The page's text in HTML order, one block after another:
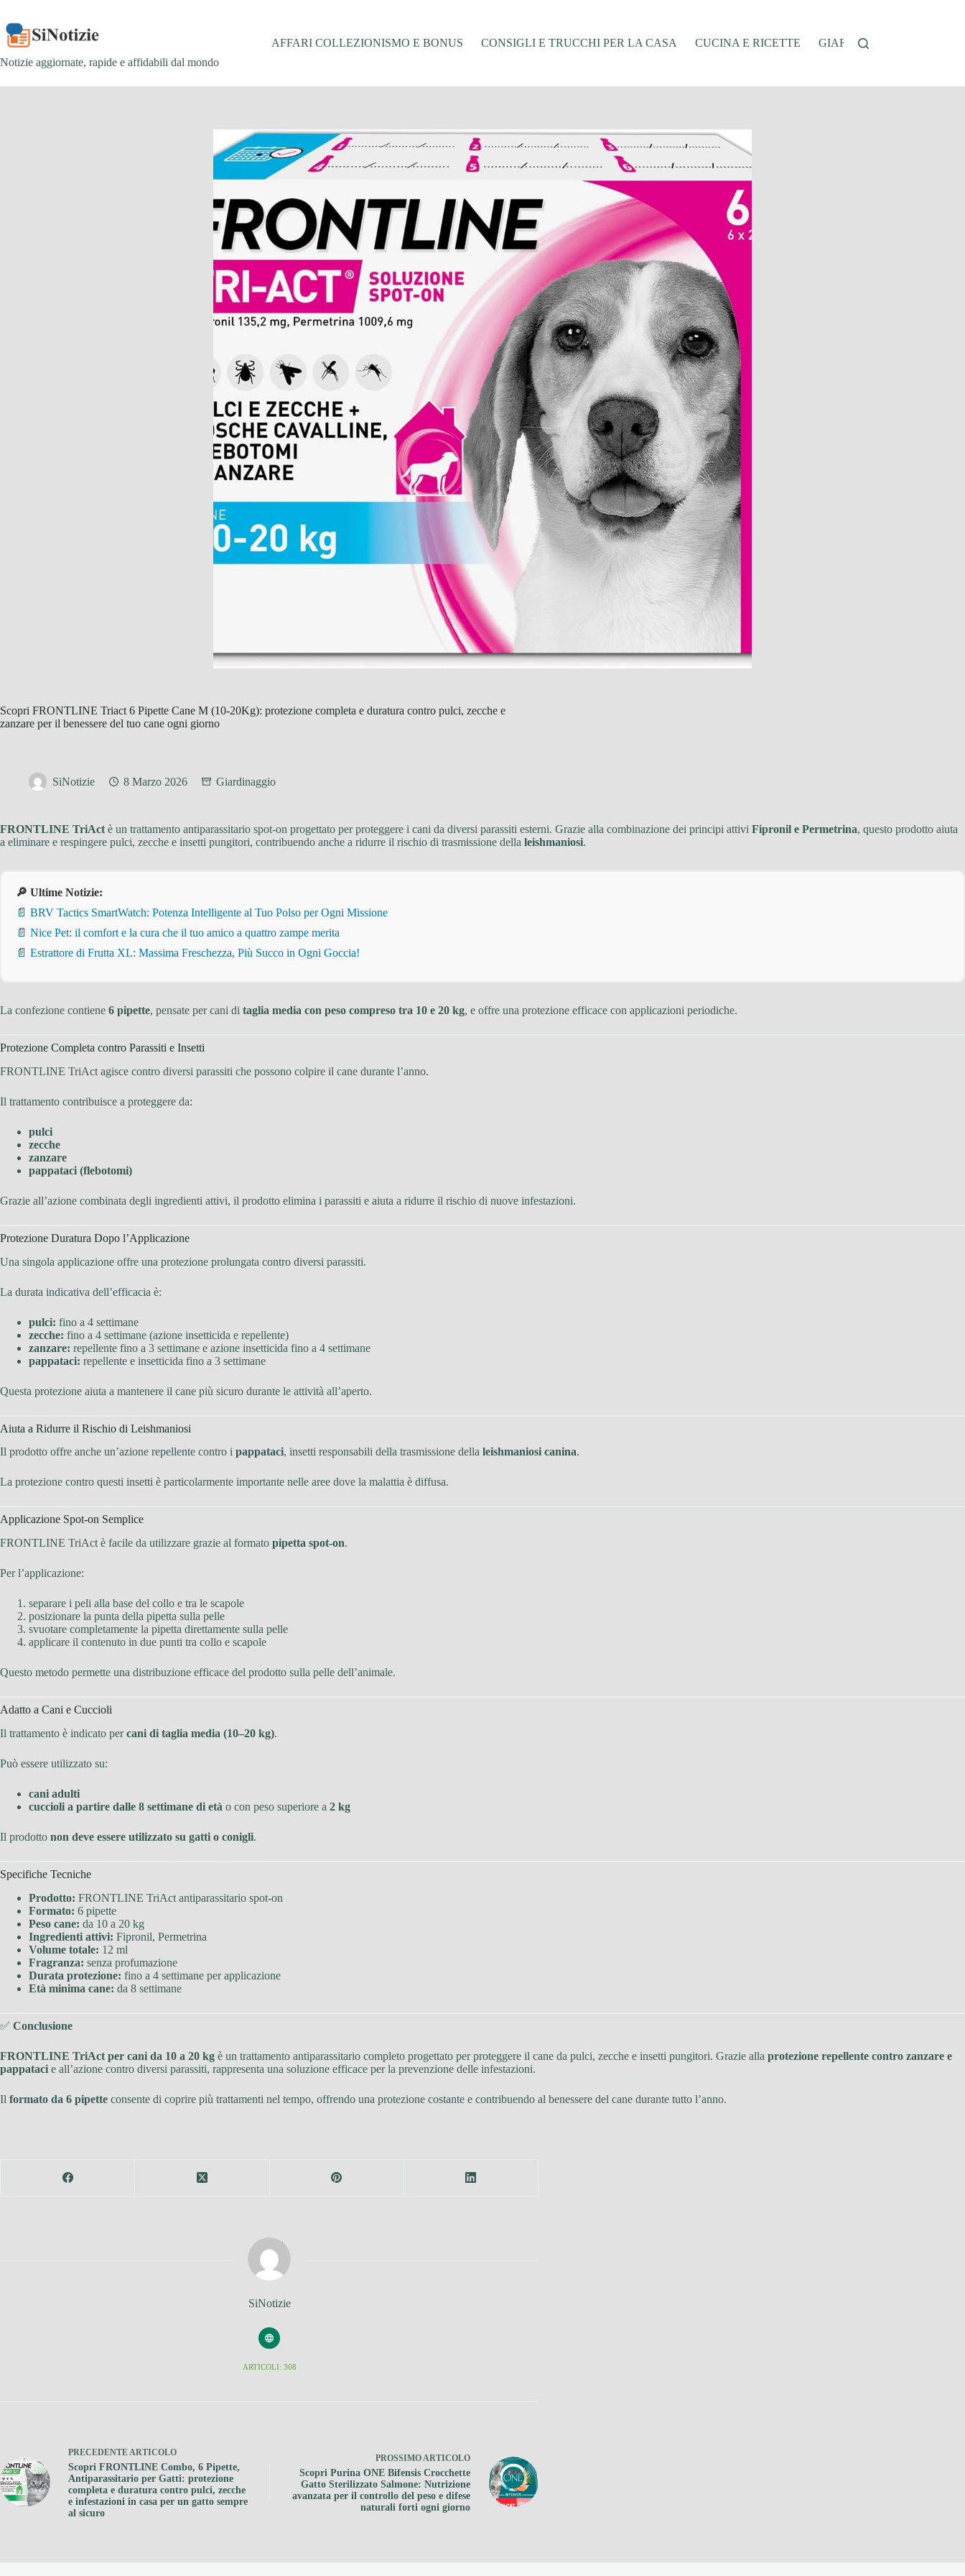
contenuto
Notizie aggiornate, rapide e affidabili dal mondo
AFFARI COLLEZIONISMO E BONUS CONSIGLI E TRUCCHI PER LA CASA CUCINA E RICETTE GIARDINAGGIO
Scopri FRONTLINE Triact 6 Pipette Cane M (10-20Kg): protezione completa e duratura contro pulci, zecche e
zanzare per il benessere del tuo cane ogni giorno
SiNotizie 8 Marzo 2026 Giardinaggio
FRONTLINE TriAct è un trattamento antiparassitario spot-on progettato per proteggere i cani da diversi parassiti esterni. Grazie alla combinazione dei principi attivi Fipronil e Permetrina, questo prodotto aiuta
a eliminare e respingere pulci, zecche e insetti pungitori, contribuendo anche a ridurre il rischio di trasmissione della leishmaniosi.
🔎 Ultime Notizie:
📄 BRV Tactics SmartWatch: Potenza Intelligente al Tuo Polso per Ogni Missione
📄 Nice Pet: il comfort e la cura che il tuo amico a quattro zampe merita
📄 Estrattore di Frutta XL: Massima Freschezza, Più Succo in Ogni Goccia!
La confezione contiene 6 pipette, pensate per cani di taglia media con peso compreso tra 10 e 20 kg, e offre una protezione efficace con applicazioni periodiche.
Protezione Completa contro Parassiti e Insetti
FRONTLINE TriAct agisce contro diversi parassiti che possono colpire il cane durante l’anno.
Il trattamento contribuisce a proteggere da:
pulci
zecche
zanzare
pappataci (flebotomi)
Grazie all’azione combinata degli ingredienti attivi, il prodotto elimina i parassiti e aiuta a ridurre il rischio di nuove infestazioni.
Protezione Duratura Dopo l’Applicazione
Una singola applicazione offre una protezione prolungata contro diversi parassiti.
La durata indicativa dell’efficacia è:
pulci: fino a 4 settimane
zecche: fino a 4 settimane (azione insetticida e repellente)
zanzare: repellente fino a 3 settimane e azione insetticida fino a 4 settimane
pappataci: repellente e insetticida fino a 3 settimane
Questa protezione aiuta a mantenere il cane più sicuro durante le attività all’aperto.
Aiuta a Ridurre il Rischio di Leishmaniosi
Il prodotto offre anche un’azione repellente contro i pappataci, insetti responsabili della trasmissione della leishmaniosi canina.
La protezione contro questi insetti è particolarmente importante nelle aree dove la malattia è diffusa.
Applicazione Spot-on Semplice
FRONTLINE TriAct è facile da utilizzare grazie al formato pipetta spot-on.
Per l’applicazione:
separare i peli alla base del collo e tra le scapole
posizionare la punta della pipetta sulla pelle
svuotare completamente la pipetta direttamente sulla pelle
applicare il contenuto in due punti tra collo e scapole
Questo metodo permette una distribuzione efficace del prodotto sulla pelle dell’animale.
Adatto a Cani e Cuccioli
Il trattamento è indicato percani di taglia media (10–20 kg).
Può essere utilizzato su:
cani adulti
cuccioli a partire dalle 8 settimane di età o con peso superiore a 2 kg
Il prodotto non deve essere utilizzato su gatti o conigli.
Specifiche Tecniche
Prodotto: FRONTLINE TriAct antiparassitario spot-on
Formato: 6 pipette
Peso cane: da 10 a 20 kg
Ingredienti attivi: Fipronil, Permetrina
Volume totale: 12 ml
Fragranza: senza profumazione
Durata protezione: fino a 4 settimane per applicazione
Età minima cane: da 8 settimane
✅ Conclusione
FRONTLINE TriAct per cani da 10 a 20 kg è un trattamento antiparassitario completo progettato per proteggere il cane da pulci, zecche e insetti pungitori. Grazie alla protezione repellente contro zanzare e
pappataci e all’azione contro diversi parassiti, rappresenta una soluzione efficace per la prevenzione delle infestazioni.
Il formato da 6 pipette consente di coprire più trattamenti nel tempo, offrendo una protezione costante e contribuendo al benessere del cane durante tutto l’anno.
SiNotizie
ARTICOLI: 308
PRECEDENTE ARTICOLO
Scopri FRONTLINE Combo, 6 Pipette,
Antiparassitario per Gatti: protezione
completa e duratura contro pulci, zecche
e infestazioni in casa per un gatto sempre
al sicuro
PROSSIMO ARTICOLO
Scopri Purina ONE Bifensis Crocchette
Gatto Sterilizzato Salmone: Nutrizione
avanzata per il controllo del peso e difese
naturali forti ogni giorno